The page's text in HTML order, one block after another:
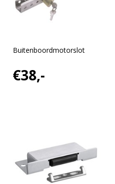
Buitenboordmotorslot
€38,-